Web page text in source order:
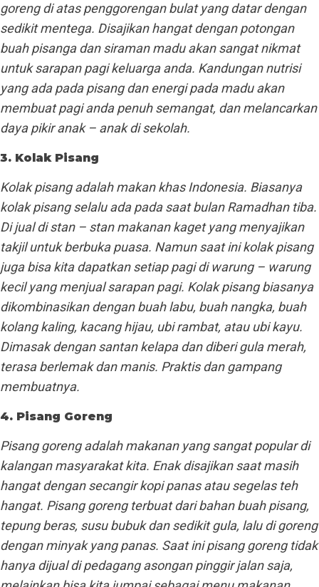
goreng di atas penggorengan bulat yang datar dengan
sedikit mentega. Disajikan hangat dengan potongan
buah pisanga dan siraman madu akan sangat nikmat
untuk sarapan pagi keluarga anda. Kandungan nutrisi
yang ada pada pisang dan energi pada madu akan
membuat pagi anda penuh semangat, dan melancarkan
daya pikir anak – anak di sekolah.
3. Kolak Pisang
Kolak pisang adalah makan khas Indonesia. Biasanya
kolak pisang selalu ada pada saat bulan Ramadhan tiba.
Di jual di stan – stan makanan kaget yang menyajikan
takjil untuk berbuka puasa. Namun saat ini kolak pisang
juga bisa kita dapatkan setiap pagi di warung – warung
kecil yang menjual sarapan pagi. Kolak pisang biasanya
dikombinasikan dengan buah labu, buah nangka, buah
kolang kaling, kacang hijau, ubi rambat, atau ubi kayu.
Dimasak dengan santan kelapa dan diberi gula merah,
terasa berlemak dan manis. Praktis dan gampang
membuatnya.
4. Pisang Goreng
Pisang goreng adalah makanan yang sangat popular di
kalangan masyarakat kita. Enak disajikan saat masih
hangat dengan secangir kopi panas atau segelas teh
hangat. Pisang goreng terbuat dari bahan buah pisang,
tepung beras, susu bubuk dan sedikit gula, lalu di goreng
dengan minyak yang panas. Saat ini pisang goreng tidak
hanya dijual di pedagang asongan pinggir jalan saja,